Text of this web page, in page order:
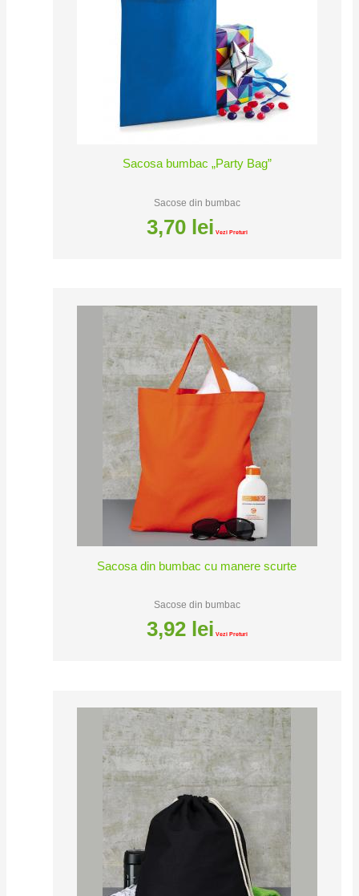
Sacosa bumbac „Party Bag”
Sacose din bumbac
3,70 lei Vezi Preturi
Sacosa din bumbac cu manere scurte
Sacose din bumbac
3,92 lei Vezi Preturi